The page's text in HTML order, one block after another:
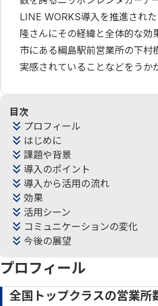
LINE WORKS導入を推進され
隆さんにその経緯と全体的な効
市にある綱島駅前営業所の下村
実感されていることなどをうか
目次
プロフィール
はじめに
課題や背景
導入のポイント
導入から活用の流れ
効果
活用シーン
コミュニケーションの変化
今後の展望
プロフィール
全国トップクラスの営業所